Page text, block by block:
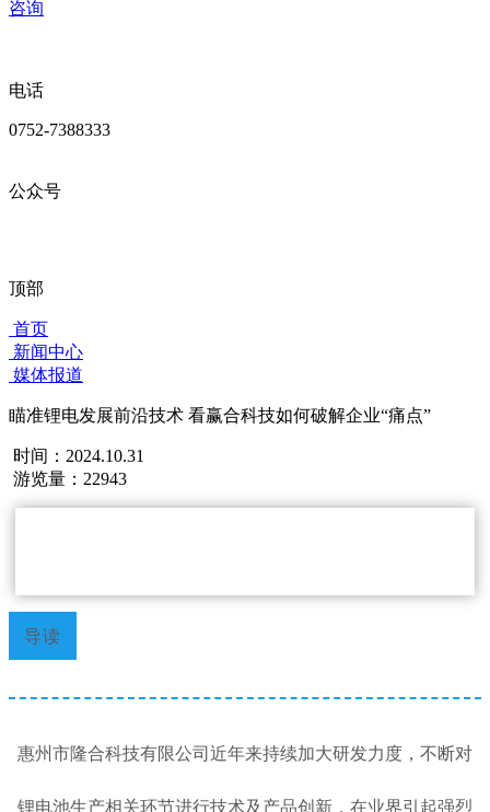
咨询
电话
0752-7388333
公众号
顶部
首页
新闻中心
媒体报道
瞄准锂电发展前沿技术 看赢合科技如何破解企业“痛点”
时间：2024.10.31
游览量：22943
导读
惠州市隆合科技有限公司近年来持续加大研发力度，不断对
锂电池生产相关环节进行技术及产品创新，在业界引起强烈